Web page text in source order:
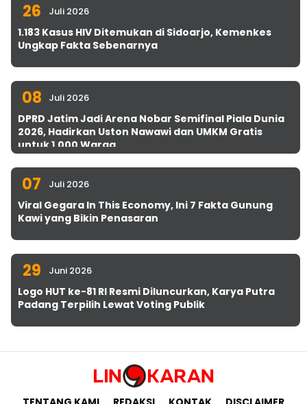
26 Juli 2026
1.183 Kasus HIV Ditemukan di Sidoarjo, Kemenkes
Ungkap Fakta Sebenarnya
08 Juli 2026
DPRD Jatim Jadi Arena Nobar Semifinal Piala Dunia
2026, Hadirkan Uston Nawawi dan UMKM Gratis
untuk 1.000 Warga
07 Juli 2026
Viral Gegara In This Economy, Ini 7 Fakta Gunung
Kawi yang Bikin Penasaran
29 Juni 2026
Logo HUT ke-81 RI Resmi Diluncurkan, Karya Putra
Padang Terpilih Lewat Voting Publik